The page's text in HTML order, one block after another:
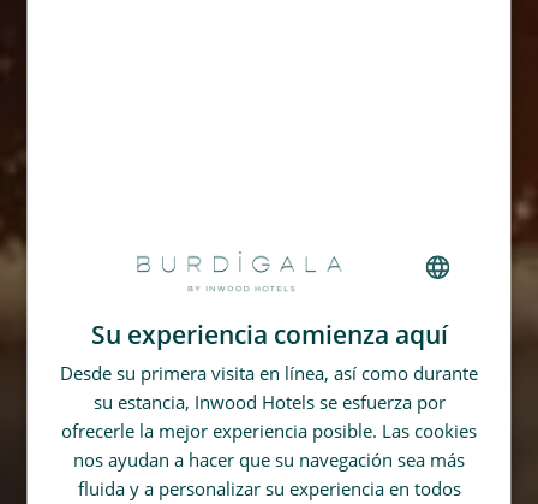
FRENCH
GERMAN
SPANISH
CHINESE (SIMPLIFIED)
ENGLISH
Su experiencia comienza aquí
Desde su primera visita en línea, así como durante
su estancia, Inwood Hotels se esfuerza por
ofrecerle la mejor experiencia posible. Las cookies
nos ayudan a hacer que su navegación sea más
fluida y a personalizar su experiencia en todos